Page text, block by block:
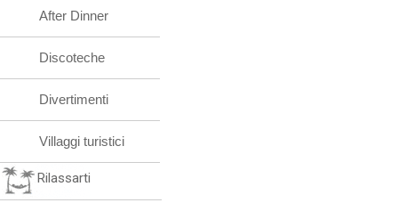
After Dinner
Discoteche
Divertimenti
Villaggi turistici
Rilassarti